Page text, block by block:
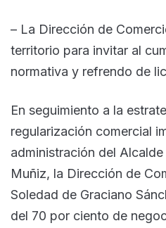
– La Dirección de
territorio para invitar al
normativa y refrendo de
En seguimiento a la
regularización comercial
administración del
Muñiz, la Dirección de
Soledad de Graciano
del 70 por ciento de